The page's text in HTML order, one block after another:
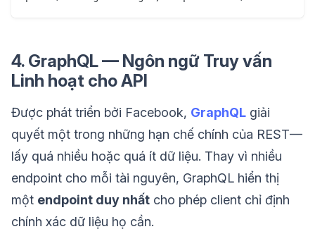
4. GraphQL — Ngôn ngữ Truy vấn
Linh hoạt cho API
Được phát triển bởi Facebook, GraphQL giải
quyết một trong những hạn chế chính của REST—
lấy quá nhiều hoặc quá ít dữ liệu. Thay vì nhiều
endpoint cho mỗi tài nguyên, GraphQL hiển thị
một endpoint duy nhất cho phép client chỉ định
chính xác dữ liệu họ cần.